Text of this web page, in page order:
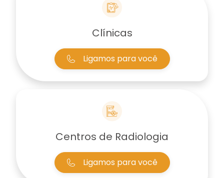
Clínicas
Ligamos para você
Centros de Radiologia
Ligamos para você